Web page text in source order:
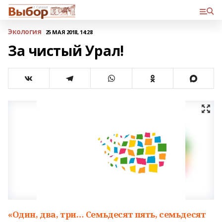
Экология 25 МАЯ 2018, 14:28
За чистый Урал!
«Один, два, три… Семьдесят пять, семьдесят